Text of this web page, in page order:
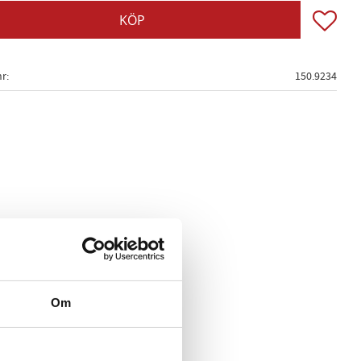
Om
KÖP Lägg
150.9234
vätskor